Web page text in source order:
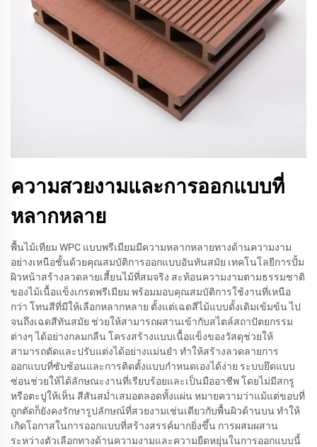
ความสวยงามและการออกแบบที่
หลากหลาย
พื้นไม้เทียม WPC แบบพรีเมียมมีความหลากหลายทางด้านความงาม
อย่างเหนือชั้นด้วยคุณสมบัติการออกแบบอันทันสมัย เทคโนโลยีการปั้ม
ผิวหน้าสร้างลวดลายเสี้ยนไม้ที่สมจริง สะท้อนความงามตามธรรมชาติ
ของไม้เนื้อแข็งเกรดพรีเมียม พร้อมมอบคุณสมบัติการใช้งานที่เหนือ
กว่า โทนสีที่มีให้เลือกหลากหลาย ตั้งแต่เฉดสีไม้แบบดั้งเดิมเข้มข้น ไป
จนถึงเฉดสีทันสมัย ช่วยให้สามารถผสานเข้ากับสไตล์สถาปัตยกรรม
ต่างๆ ได้อย่างกลมกลืน โครงสร้างแบบเนื้อแข็งของวัสดุช่วยให้
สามารถตัดและปรับแต่งได้อย่างแม่นยำ ทำให้สร้างลวดลายการ
ออกแบบที่ซับซ้อนและการติดตั้งแบบกำหนดเองได้ง่าย ระบบยึดแบบ
ซ่อนช่วยให้ได้ลักษณะงานที่เรียบร้อยและเป็นมืออาชีพ โดยไม่มีสกรู
หรือตะปูให้เห็น สีสันสม่ำเสมอตลอดทั้งแผ่น หมายความว่าแม้แต่ขอบที่
ถูกตัดก็ยังคงรักษารูปลักษณ์ที่สวยงามเช่นเดียวกับพื้นผิวด้านบน ทำให้
เกิดโอกาสในการออกแบบที่สร้างสรรค์มากยิ่งขึ้น การผสมผสาน
ระหว่างตัวเลือกทางด้านความงามและความยืดหยุ่นในการออกแบบนี้